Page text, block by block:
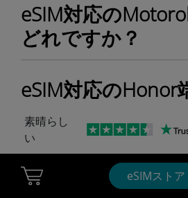
eSIMストア
eSIM対応の
どれですか？
eSIM対応のHonor
れですか？
eSIM対応のSHARP
れですか？
素晴らし
い